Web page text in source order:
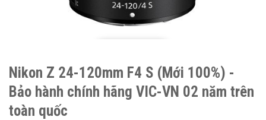
Nikon Z 24-120mm F4 S (Mới 100%) -
Bảo hành chính hãng VIC-VN 02 năm trên
toàn quốc